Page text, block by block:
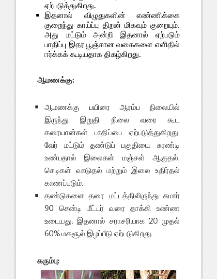
ஏற்படுத்துகிறது.
இதனால் விழுதுகளின் எண்ணிக்கை
குறைந்து காய்ப்பு திறன் மிகவும் குறையும்.
அது மட்டும் அன்றி இதனால் ஏற்படும்
பாதிப்பு இதர பூஞ்சான வகைகளை எளிதில்
ஈர்க்கக் கூடியதாக திகழ்கிறது.
ஆமணக்கு:
ஆமணக்கு பயிரை ஆரம்ப நிலையில்
இருந்து இறுதி நிலை வரை கூட
கரையான்கள் பாதிப்பை ஏற்படுத்துகிறது.
வேர் மட்டும் தண்டுப் பகுதியை சுரண்டி
உண்பதால் இலைகள் மஞ்சள் ஆகுதல்,
செடிகள் வாடுதல் மற்றும் இலை உதிர்தல்
காணப்படும்.
தண்டுகளை தரை மட்டத்திலிருந்து சுமார்
90 சென்டி மீட்டர் வரை தாக்கி உண்ண
உடையது. இதனால் சராசரியாக 20 முதல்
60% மகசூல் இழப்பீடு ஏற்படுகிறது.
கரும்பு: